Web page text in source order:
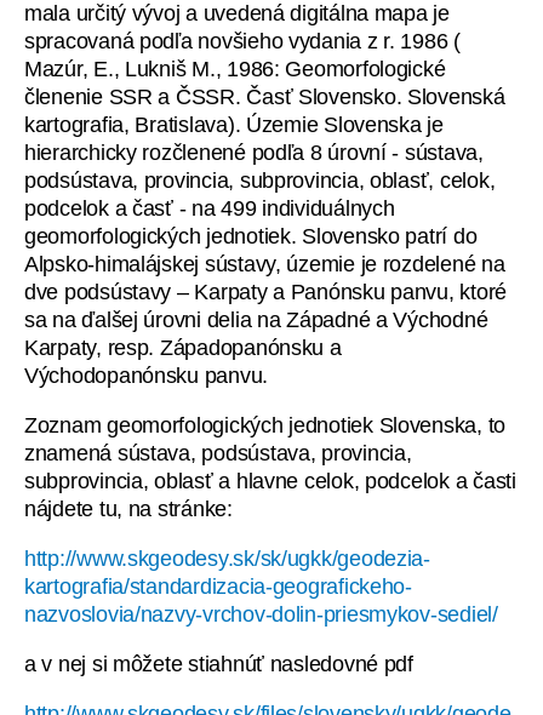
mala určitý vývoj a uvedená digitálna mapa je
spracovaná podľa novšieho vydania z r. 1986 (
Mazúr, E., Lukniš M., 1986: Geomorfologické
členenie SSR a ČSSR. Časť Slovensko. Slovenská
kartografia, Bratislava). Územie Slovenska je
hierarchicky rozčlenené podľa 8 úrovní - sústava,
podsústava, provincia, subprovincia, oblasť, celok,
podcelok a časť - na 499 individuálnych
geomorfologických jednotiek. Slovensko patrí do
Alpsko-himalájskej sústavy, územie je rozdelené na
dve podsústavy – Karpaty a Panónsku panvu, ktoré
sa na ďalšej úrovni delia na Západné a Východné
Karpaty, resp. Západopanónsku a
Východopanónsku panvu.
Zoznam geomorfologických jednotiek Slovenska, to
znamená sústava, podsústava, provincia,
subprovincia, oblasť a hlavne celok, podcelok a časti
nájdete tu, na stránke:
http://www.skgeodesy.sk/sk/ugkk/geodezia-
kartografia/standardizacia-geografickeho-
nazvoslovia/nazvy-vrchov-dolin-priesmykov-sediel/
a v nej si môžete stiahnúť nasledovné pdf